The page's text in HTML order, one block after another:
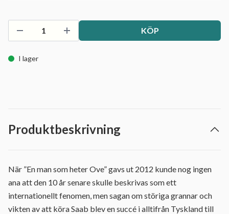
KÖP
I lager
Produktbeskrivning
När ”En man som heter Ove” gavs ut 2012 kunde nog ingen
ana att den 10 år senare skulle beskrivas som ett
internationellt fenomen, men sagan om störiga grannar och
vikten av att köra Saab blev en succé i alltifrån Tyskland till